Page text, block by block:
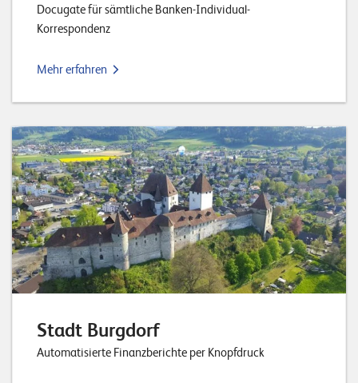
Docugate für sämtliche Banken-Individual-
Korrespondenz
Mehr erfahren
Stadt Burgdorf
Automatisierte Finanzberichte per Knopfdruck